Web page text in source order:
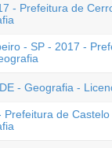
- Prefeitura de
- SP - 2017 -
- Geografia -
Prefeitura de